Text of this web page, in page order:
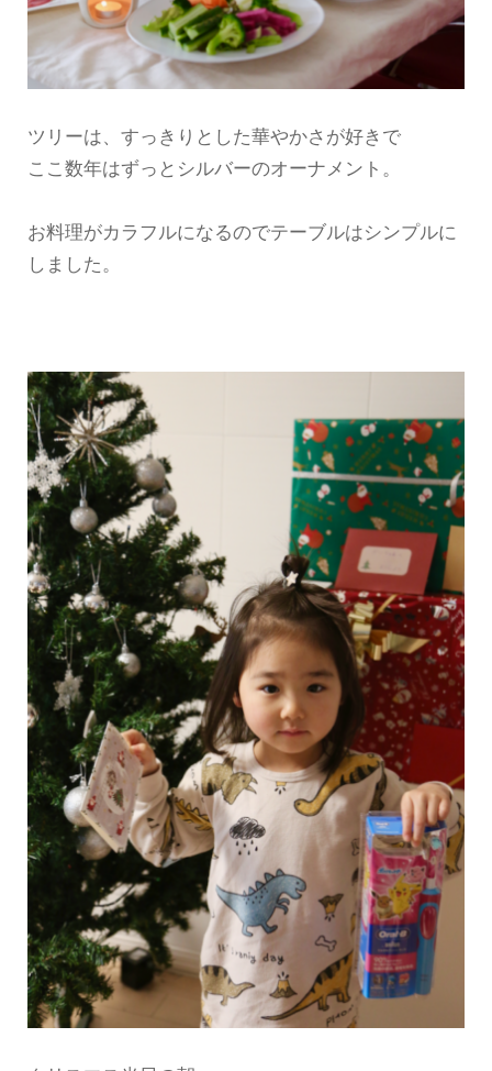
ツリーは、すっきりとした華やかさが好きで
ここ数年はずっとシルバーのオーナメント。
お料理がカラフルになるのでテーブルはシンプルに
しました。